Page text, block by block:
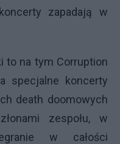
zapadają w
to na tym Corruption
specjalne koncerty
death doomowych
zespołu, w
w całości